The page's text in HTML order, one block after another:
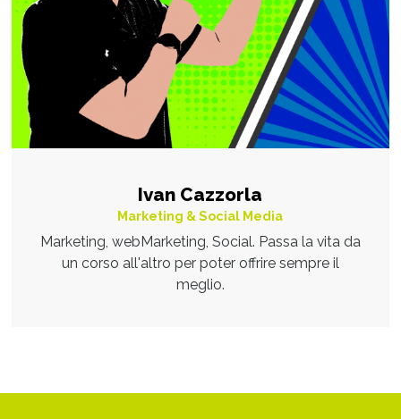
Ivan Cazzorla
Marketing & Social Media
Marketing, webMarketing, Social. Passa la vita da
un corso all'altro per poter offrire sempre il
meglio.